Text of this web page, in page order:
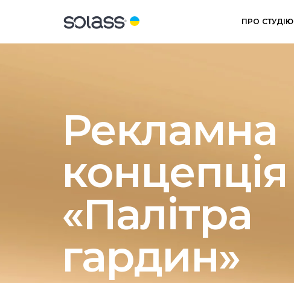
ПРО СТУДІЮ
Рекламна
концепція
«Палітра
гардин»